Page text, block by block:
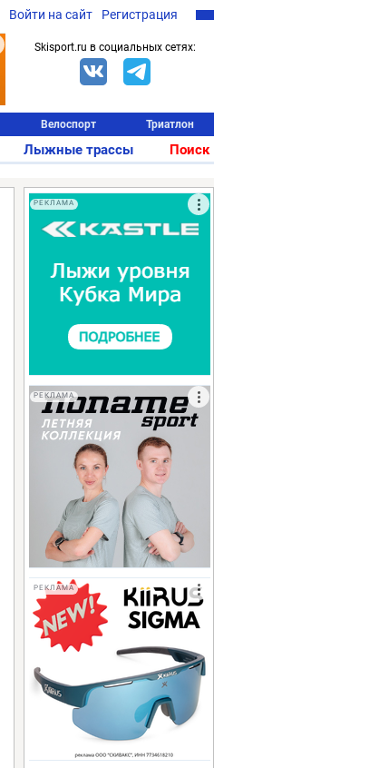
Войти на сайт Регистрация
Skisport.ru в социальных сетях:
Велоспорт Триатлон
Лыжные трассы Поиск
РЕКЛАМА
РЕКЛАМА
РЕКЛАМА